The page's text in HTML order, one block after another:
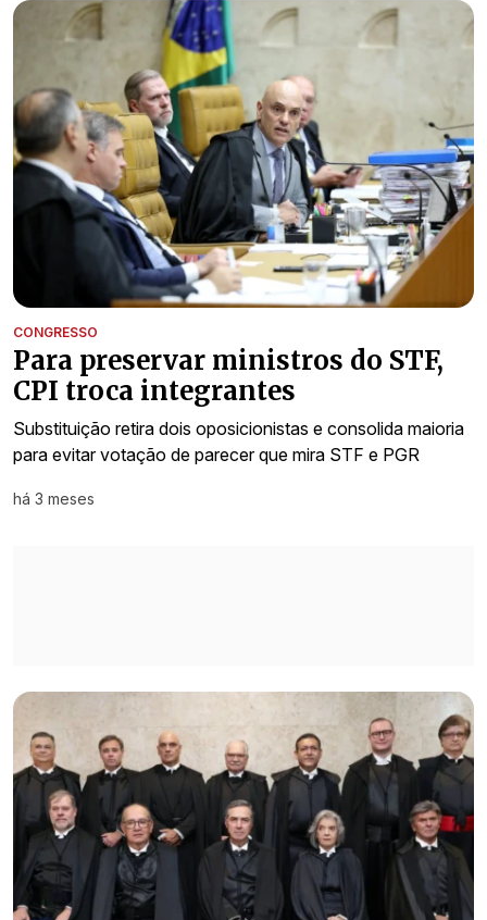
CONGRESSO
Para preservar ministros do STF,
CPI troca integrantes
Substituição retira dois oposicionistas e consolida maioria
para evitar votação de parecer que mira STF e PGR
há 3 meses